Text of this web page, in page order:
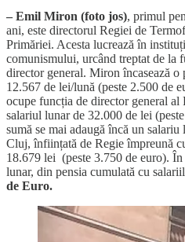
– Emil Miron (foto jos), primul
ani, este directorul Regiei de
Primăriei. Acesta lucrează în
comunismului, urcând treptat de la
director general. Miron încasează o
12.567 de lei/lună (peste 2.500 de
ocupe funcția de director general
salariul lunar de 32.000 de lei
sumă se mai adaugă încă un
Cluj, înființată de Regie împreună
18.679 lei (peste 3.750 de euro).
lunar, din pensia cumulată cu
de Euro.